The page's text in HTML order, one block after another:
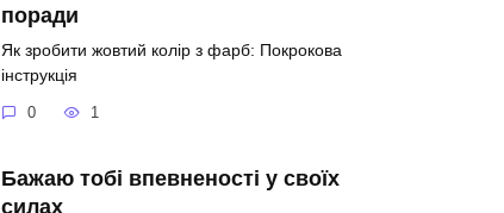
поради
Як зробити жовтий колір з фарб: Покрокова
інструкція
0 1
Бажаю тобі впевненості у своїх
силах